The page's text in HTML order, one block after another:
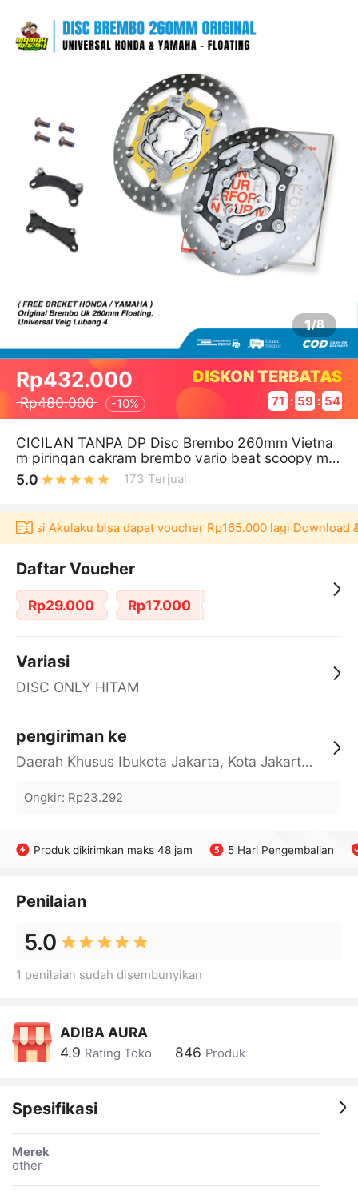
1/8
Rp432.000
Rp480.000 -10%
DISKON TERBATAS
71 : 59 : 54
CICILAN TANPA DP Disc Brembo 260mm Vietna
m piringan cakram brembo vario beat scoopy mio
- Disc Piringan cakram 260mm
5.0 173 Terjual
Akulaku bisa dapat voucher Rp165.000 lagi Download &
Daftar Voucher
Rp29.000 Rp17.000
Variasi
DISC ONLY HITAM
pengiriman ke
Daerah Khusus Ibukota Jakarta, Kota Jakarta Barat, Cengkareng, yy
Ongkir: Rp23.292
Produk dikirimkan maks 48 jam 5 Hari Pengembalian
Penilaian
5.0
1 penilaian sudah disembunyikan
ADIBA AURA
4.9 Rating Toko 846 Produk
Spesifikasi
Merek
other